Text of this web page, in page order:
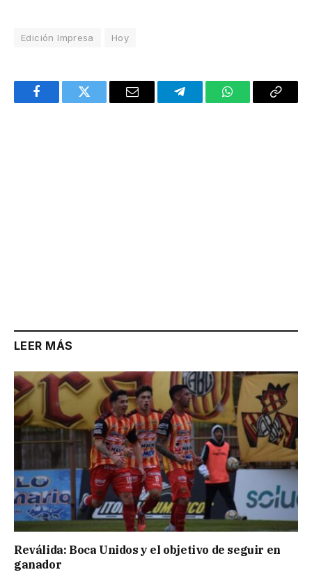
Edición Impresa Hoy
FacebookTwitter Email TelegramWhatsAppCopy
LEER MÁS
Reválida: Boca Unidos y el objetivo de seguir en
ganador